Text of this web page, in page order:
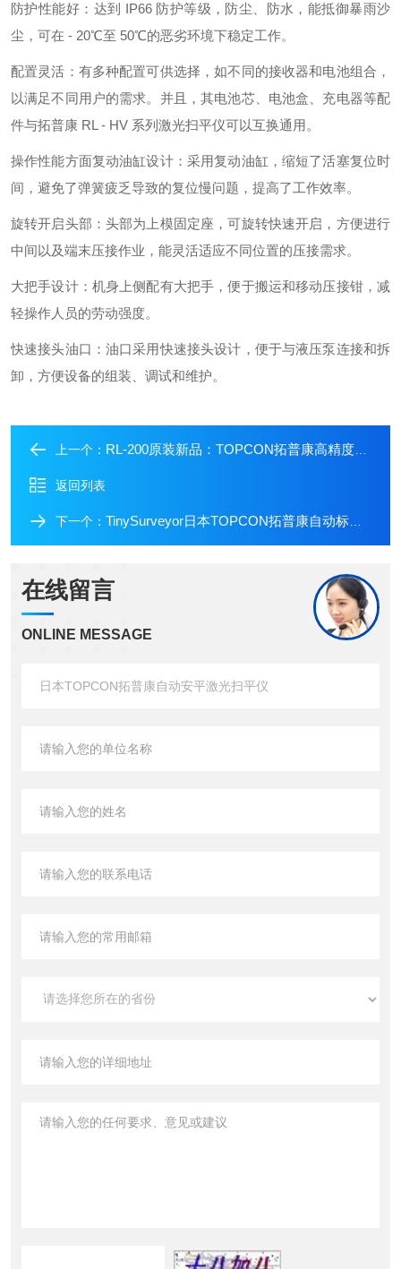
防护性能好：达到 IP66 防护等级，防尘、防水，能抵御暴雨沙
尘，可在 - 20℃至 50℃的恶劣环境下稳定工作。
配置灵活：有多种配置可供选择，如不同的接收器和电池组合，
以满足不同用户的需求。并且，其电池芯、电池盒、充电器等配
件与拓普康 RL - HV 系列激光扫平仪可以互换通用。
操作性能方面复动油缸设计：采用复动油缸，缩短了活塞复位时
间，避免了弹簧疲乏导致的复位慢问题，提高了工作效率。
旋转开启头部：头部为上模固定座，可旋转快速开启，方便进行
中间以及端末压接作业，能灵活适应不同位置的压接需求。
大把手设计：机身上侧配有大把手，便于搬运和移动压接钳，减
轻操作人员的劳动强度。
快速接头油口：油口采用快速接头设计，便于与液压泵连接和拆
卸，方便设备的组装、调试和维护。
上一个： RL-200原装新品：TOPCON拓普康高精度激光扫平仪
返回列表
下一个： TinySurveyor日本TOPCON拓普康自动标记机器人
在线留言
ONLINE MESSAGE